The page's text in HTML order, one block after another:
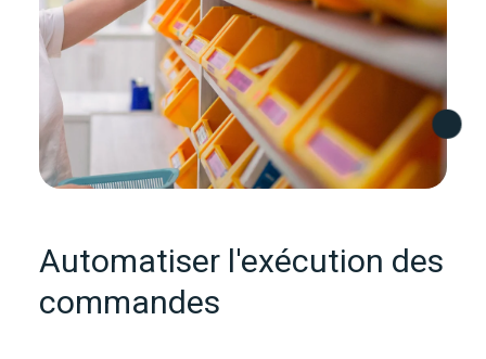
Automatiser l'exécution des
commandes